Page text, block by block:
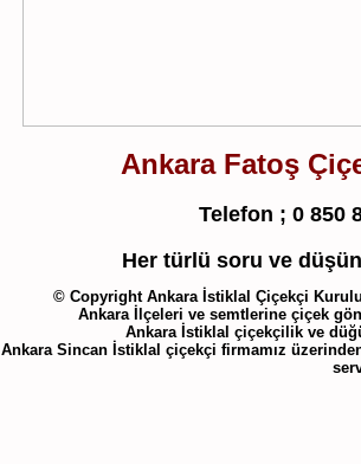
Ankara Fatoş
Telefon ; 0 850
Her türlü soru ve
© Copyright Ankara İstiklal Çiçekçi
Ankara İlçeleri ve semtlerine çiçek
Ankara İstiklal çiçekçilik ve
Ankara Sincan İstiklal çiçekçi firmamız